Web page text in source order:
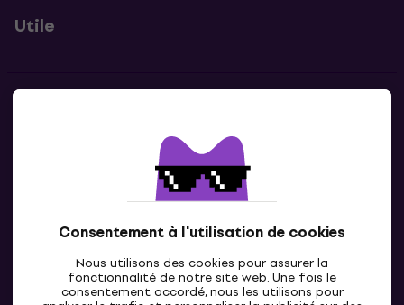
Consentement à l'utilisation de cookies
Nous utilisons des cookies pour assurer la
fonctionnalité de notre site web. Une fois le
consentement accordé, nous les utilisons pour
Utile
Contacte nous